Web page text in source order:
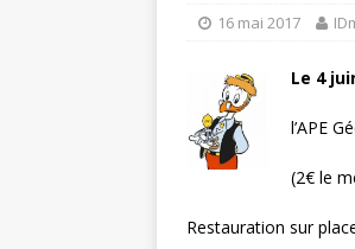
16 mai 2017
Le 4
l’APE
(2€ le
Restauration sur